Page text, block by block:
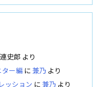
史郎 より
ー編 に 兼乃 より
ッション に 兼乃 より